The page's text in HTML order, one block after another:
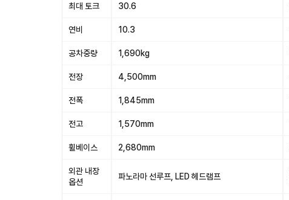
최대 토크 30.6
연비 10.3
공차중량 1,690kg
전장 4,500mm
전폭 1,845mm
전고 1,570mm
휠베이스 2,680mm
외관 내장
옵션
파노라마 선루프, LED 헤드램프